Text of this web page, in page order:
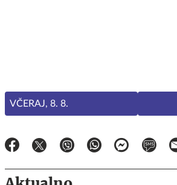
VČERAJ, 8. 8.